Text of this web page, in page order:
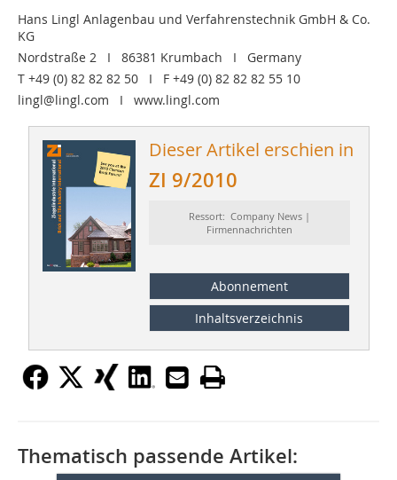
Hans Lingl Anlagenbau und Verfahrenstechnik GmbH & Co.
KG
Nordstraße 2 I 86381 Krumbach I Germany
T +49 (0) 82 82 82 50 I F +49 (0) 82 82 82 55 10
lingl@lingl.com I www.lingl.com
Dieser Artikel erschien in
ZI 9/2010
Ressort: Company News |
Firmennachrichten
Abonnement
Inhaltsverzeichnis
Thematisch passende Artikel: